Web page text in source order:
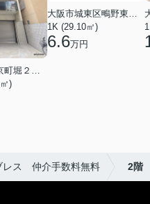
)
大阪市城東区鴫野東３丁目
1K (29.10㎡)
6.6万円
レス 仲介手数料無料 2階